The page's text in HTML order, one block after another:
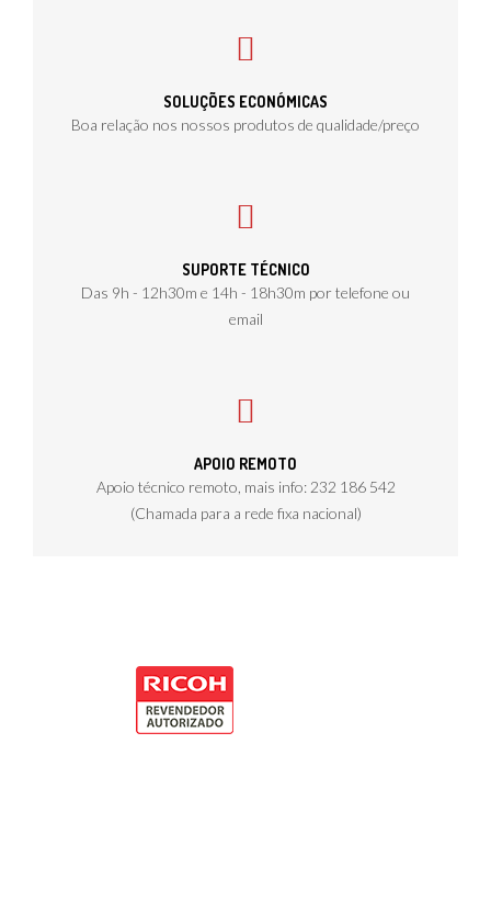
SOLUÇÕES ECONÓMICAS
Boa relação nos nossos produtos de qualidade/preço
SUPORTE TÉCNICO
Das 9h - 12h30m e 14h - 18h30m por telefone ou
email
APOIO REMOTO
Apoio técnico remoto, mais info: 232 186 542
(Chamada para a rede fixa nacional)